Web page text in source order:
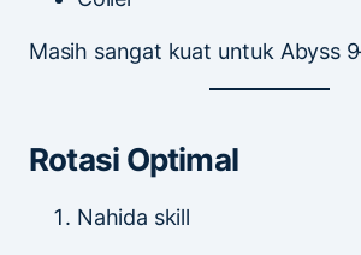
Masih sangat kuat untuk Abyss
Rotasi Optimal
Nahida skill